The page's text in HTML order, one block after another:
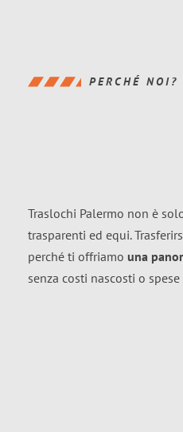
PERCHÉ NOI?
Traslochi Palermo non è
trasparenti ed equi.
perché ti offriamo una
senza costi nascosti o